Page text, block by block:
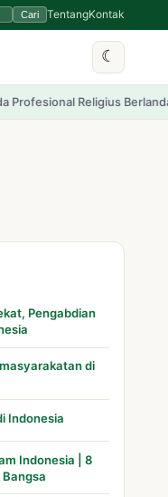
Cari TentangKontak
☾
Berlandaskan Pancasila
Pengabdian
di
Indonesia
Indonesia | 8